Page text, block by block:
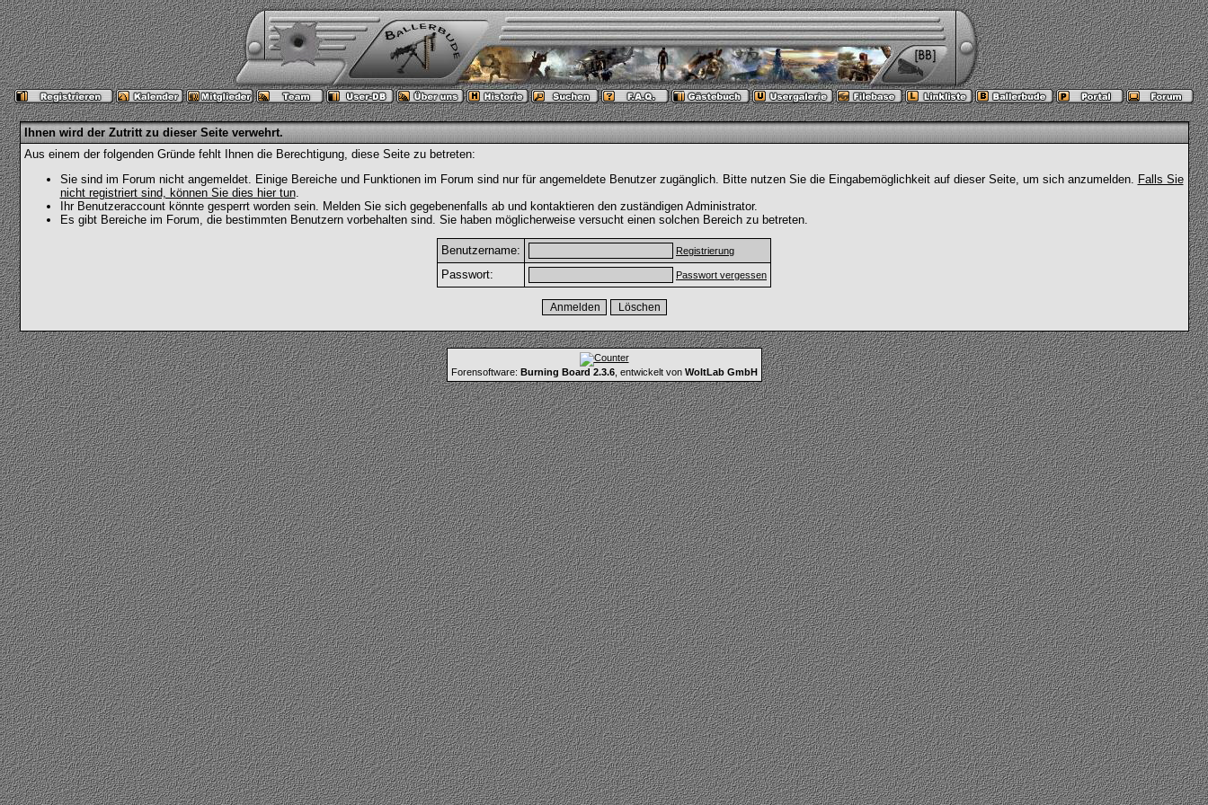
Ihnen wird der Zutritt zu dieser Seite verwehrt.
Aus einem der folgenden Gründe fehlt Ihnen die Berechtigung, diese Seite zu betreten:
Sie sind im Forum nicht angemeldet. Einige Bereiche und Funktionen im Forum sind nur für angemeldete Benutzer zugänglich. Bitte nutzen Sie die Eingabemöglichkeit auf dieser Seite, um sich anzumelden. Falls Sie
nicht registriert sind, können Sie dies hier tun.
Ihr Benutzeraccount könnte gesperrt worden sein. Melden Sie sich gegebenenfalls ab und kontaktieren den zuständigen Administrator.
Es gibt Bereiche im Forum, die bestimmten Benutzern vorbehalten sind. Sie haben möglicherweise versucht einen solchen Bereich zu betreten.
Benutzername: Registrierung
Passwort: Passwort vergessen
Forensoftware: Burning Board 2.3.6, entwickelt von WoltLab GmbH